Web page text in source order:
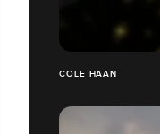
COLE HAAN